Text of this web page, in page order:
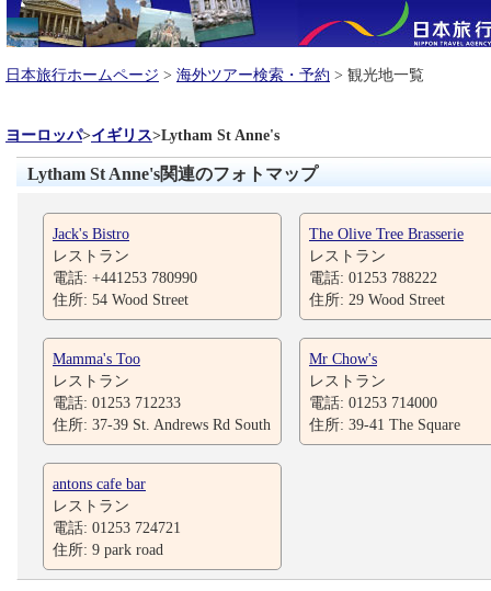
日本旅行ホームページ > 海外ツアー検索・予約 > 観光地一覧
ヨーロッパ>イギリス>Lytham St Anne's
Lytham St Anne's関連のフォトマップ
Jack's Bistro
レストラン
電話: +441253 780990
住所: 54 Wood Street
The Olive Tree Brasserie
レストラン
電話: 01253 788222
住所: 29 Wood Street
Mamma's Too
レストラン
電話: 01253 712233
住所: 37-39 St. Andrews Rd South
Mr Chow's
レストラン
電話: 01253 714000
住所: 39-41 The Square
antons cafe bar
レストラン
電話: 01253 724721
住所: 9 park road